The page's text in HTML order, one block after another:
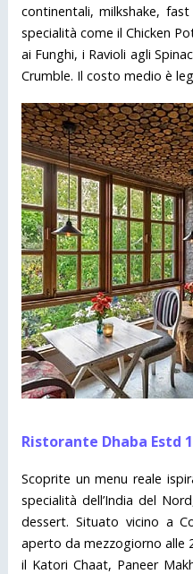
continentali, milkshake,
specialità come il Chicken
ai Funghi, i Ravioli agli
Crumble. Il costo medio è
Ristorante Dhaba Estd
Scoprite un menu reale
specialità dell’India del
dessert. Situato vicino a
aperto da mezzogiorno alle
il Katori Chaat, Paneer